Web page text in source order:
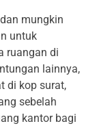
mungkin
untuk
ruangan di
lainnya,
di kop surat,
sebelah
kantor bagi